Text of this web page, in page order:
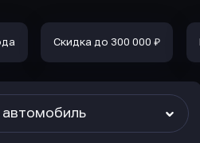
Скидка до 300 000 ₽